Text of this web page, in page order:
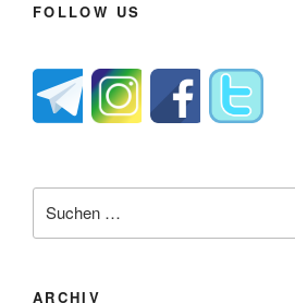
FOLLOW US
nach:
ARCHIV